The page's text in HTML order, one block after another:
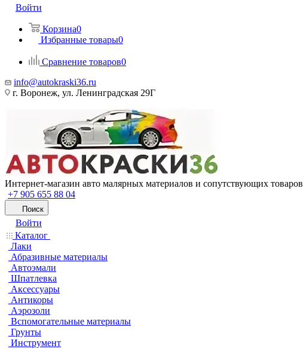
Войти
Корзина0
Избранные товары0
Сравнение товаров0
info@autokraski36.ru
г. Воронеж, ул. Ленинградская 29Г
Интернет-магазин авто малярных материалов и сопутствующих товаров
+7 905 655 88 04
Поиск
Войти
Каталог
Лаки
Абразивные материалы
Автоэмали
Шпатлевка
Аксессуары
Антикоры
Аэрозоли
Вспомогательные материалы
Грунты
Инструмент